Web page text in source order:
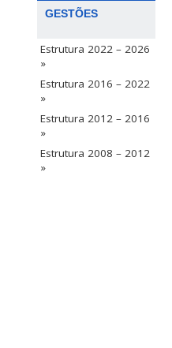
GESTÕES
Estrutura 2022 – 2026
»
Estrutura 2016 – 2022
»
Estrutura 2012 – 2016
»
Estrutura 2008 – 2012
»